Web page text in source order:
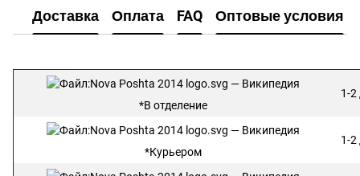
Доставка Оплата FAQ Оптовые условия
*В отделение
1-2
*Курьером
1-2